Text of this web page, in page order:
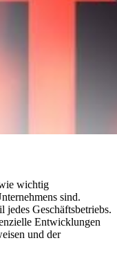
wichtig
sind.
jedes Geschäftsbetriebs.
Entwicklungen
und der